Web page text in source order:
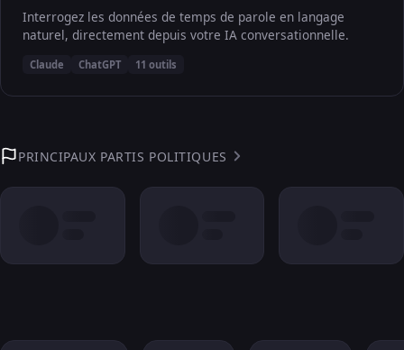
Interrogez les données de temps de parole en langage
naturel, directement depuis votre IA conversationnelle.
Claude ChatGPT 11 outils
PRINCIPAUX PARTIS POLITIQUES